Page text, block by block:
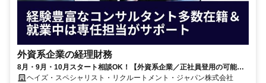
外資系企業の経理財務
8月・9月・10月スタート相談OK！【外資系企業／正社員登用の可能性
大／700万～800万／リモート勤務OK】経理財務
ヘイズ・スペシャリスト・リクルートメント・ジャパン株式会社